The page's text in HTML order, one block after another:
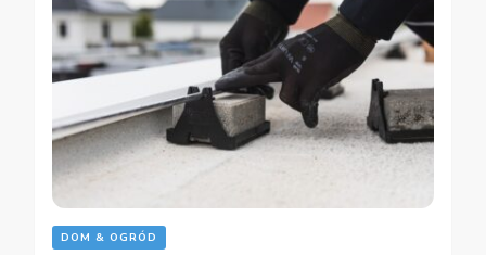
DOM & OGRÓD